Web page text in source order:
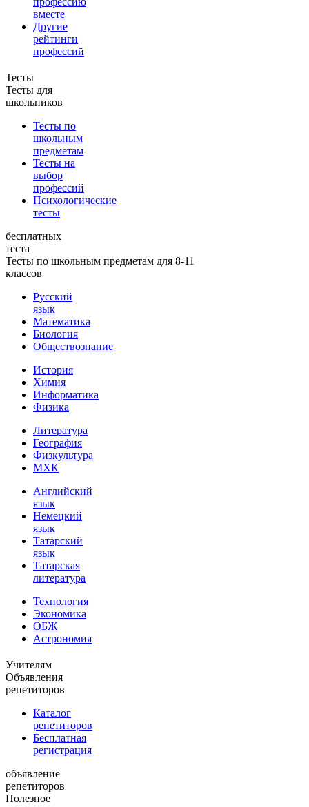
вместе
Другие
рейтинги
профессий
Тесты
Тесты для
школьников
Тесты по
школьным
предметам
Тесты на
выбор
профессий
Психологические
тесты
бесплатных
теста
Тесты по школьным предметам для 8-11
классов
Русский
язык
Математика
Биология
Обществознание
История
Химия
Информатика
Физика
Литература
География
Физкультура
МХК
Английский
язык
Немецкий
язык
Татарский
язык
Татарская
литература
Технология
Экономика
ОБЖ
Астрономия
Учителям
Объявления
репетиторов
Каталог
репетиторов
Бесплатная
регистрация
объявление
репетиторов
Полезное